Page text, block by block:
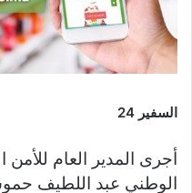
السفير 24
أجرى المدير العام للأمن